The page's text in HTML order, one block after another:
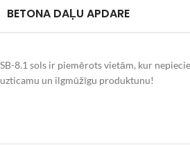
BETONA DAĻU APDARE
SB-8.1 sols ir piemērots vietām, kur
uzticamu un ilgmūžīgu produktunu!